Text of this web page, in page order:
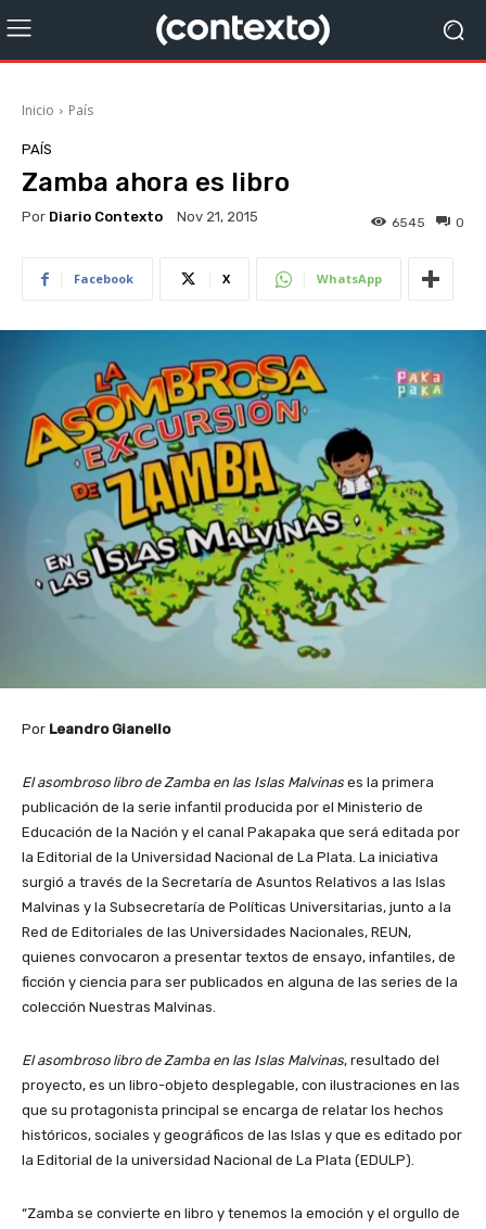
Inicio País
PAÍS
Zamba ahora es libro
Por Diario Contexto Nov 21, 2015 0
6545
Facebook X WhatsApp
Por Leandro Gianello
El asombroso libro de Zamba en las Islas Malvinas es la primera
publicación de la serie infantil producida por el Ministerio de
Educación de la Nación y el canal Pakapaka que será editada por
la Editorial de la Universidad Nacional de La Plata. La iniciativa
surgió a través de la Secretaría de Asuntos Relativos a las Islas
Malvinas y la Subsecretaría de Políticas Universitarias, junto a la
Red de Editoriales de las Universidades Nacionales, REUN,
quienes convocaron a presentar textos de ensayo, infantiles, de
ficción y ciencia para ser publicados en alguna de las series de la
colección Nuestras Malvinas.
El asombroso libro de Zamba en las Islas Malvinas, resultado del
proyecto, es un libro-objeto desplegable, con ilustraciones en las
que su protagonista principal se encarga de relatar los hechos
históricos, sociales y geográficos de las Islas y que es editado por
la Editorial de la universidad Nacional de La Plata (EDULP).
“Zamba se convierte en libro y tenemos la emoción y el orgullo de